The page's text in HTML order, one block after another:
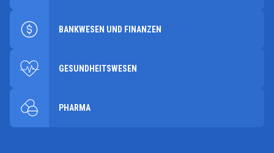
BANKWESEN UND FINANZEN
GESUNDHEITSWESEN
PHARMA